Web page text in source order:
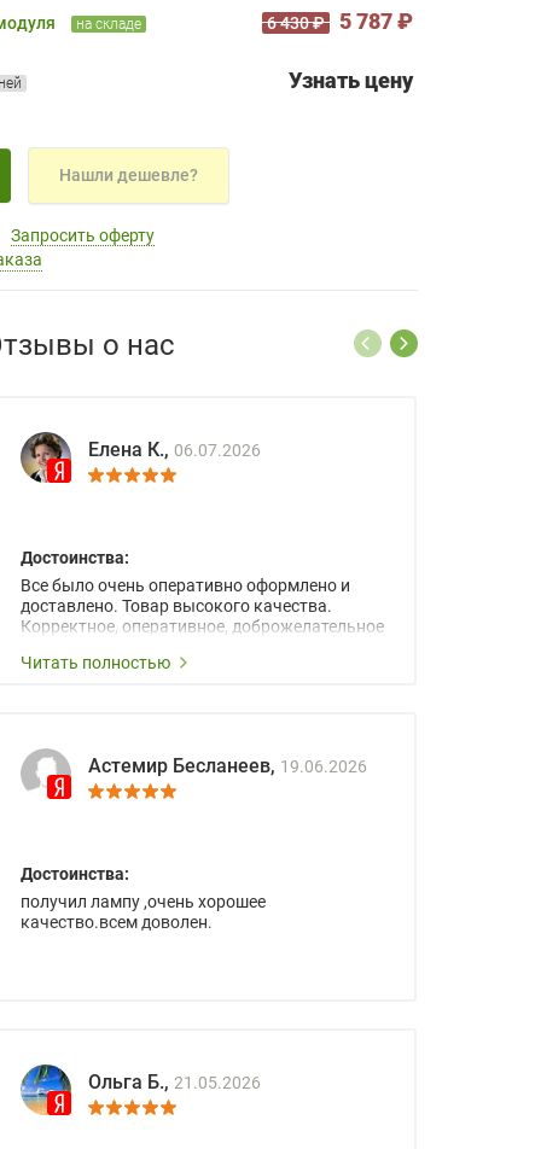
на складе 6 430 ₽ 5 787 ₽
Узнать цену
Нашли дешевле?
Запросить оферту
о нас
Елена К., 06.07.2026
Достоинства:
Все было очень оперативно оформлено и
доставлено. Товар высокого качества.
Корректное, оперативное, доброжелательное
Читать полностью
Астемир Бесланеев, 19.06.2026
Достоинства:
получил лампу ,очень хорошее
качество.всем доволен.
Ольга Б., 21.05.2026